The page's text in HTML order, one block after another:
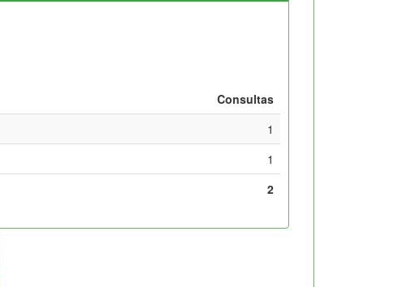
Consultas
1
1
2